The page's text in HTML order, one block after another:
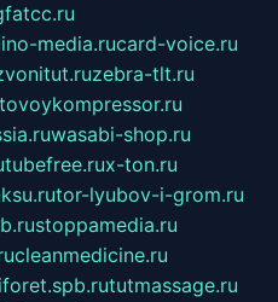
media.rucard-voice.ru
zebra-tlt.ru
wasabi-shop.ru
x-ton.ru
tor-lyubov-i-grom.ru
stoppamedia.ru
cleanmedicine.ru
tutmassage.ru